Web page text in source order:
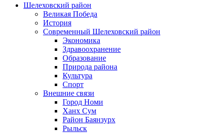
Шелеховский район
Великая Победа
История
Современный Шелеховский район
Экономика
Здравоохранение
Образование
Природа района
Культура
Спорт
Внешние связи
Город Номи
Ханх Сум
Район Баянзурх
Рыльск